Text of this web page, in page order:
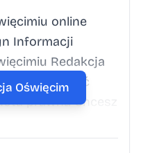
online
Informacji
Redakcja
Dostępność
prawna Chcesz
zasadami
Oświęcim